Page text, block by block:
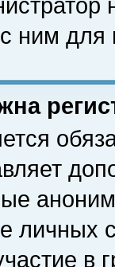
ним для
личных
в